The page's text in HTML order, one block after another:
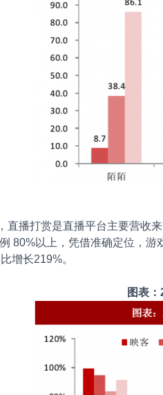
播打赏是直播平台主要营收来
80%以上，凭借准确定位，
增长219%。
图表